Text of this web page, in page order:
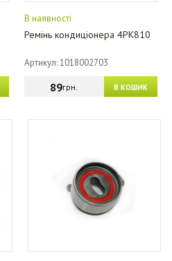
В наявності
Ремінь кондиціонера 4PK810
Артикул: 1018002703
В КОШИК
89грн.